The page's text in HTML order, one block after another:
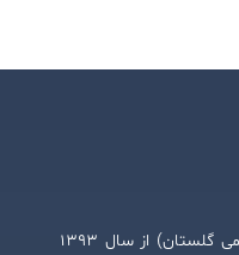
صنایع آرال شیمی (پیشگام بهار شیمی گلستان) از سال ۱۳۹۳